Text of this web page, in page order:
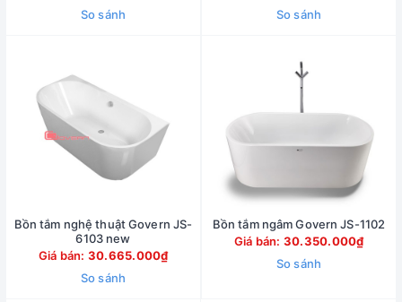
So sánh
So sánh
Bồn tắm nghệ thuật Govern JS-
6103 new
Giá bán: 30.665.000₫
So sánh
Bồn tắm ngâm Govern JS-1102
Giá bán: 30.350.000₫
So sánh